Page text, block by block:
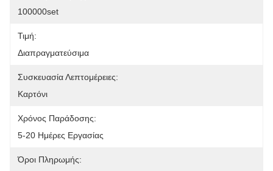
100000set
Τιμή:
Διαπραγματεύσιμα
Συσκευασία Λεπτομέρειες:
Καρτόνι
Χρόνος Παράδοσης:
5-20 Ημέρες Εργασίας
Όροι Πληρωμής: